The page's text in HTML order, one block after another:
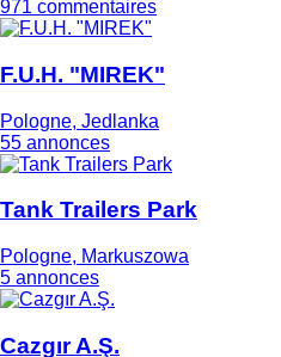
971 commentaires
F.U.H. "MIREK"
Pologne, Jedlanka
55 annonces
Tank Trailers Park
Pologne, Markuszowa
5 annonces
Cazgır A.Ş.